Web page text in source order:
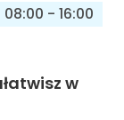
08:00 - 16:00
w